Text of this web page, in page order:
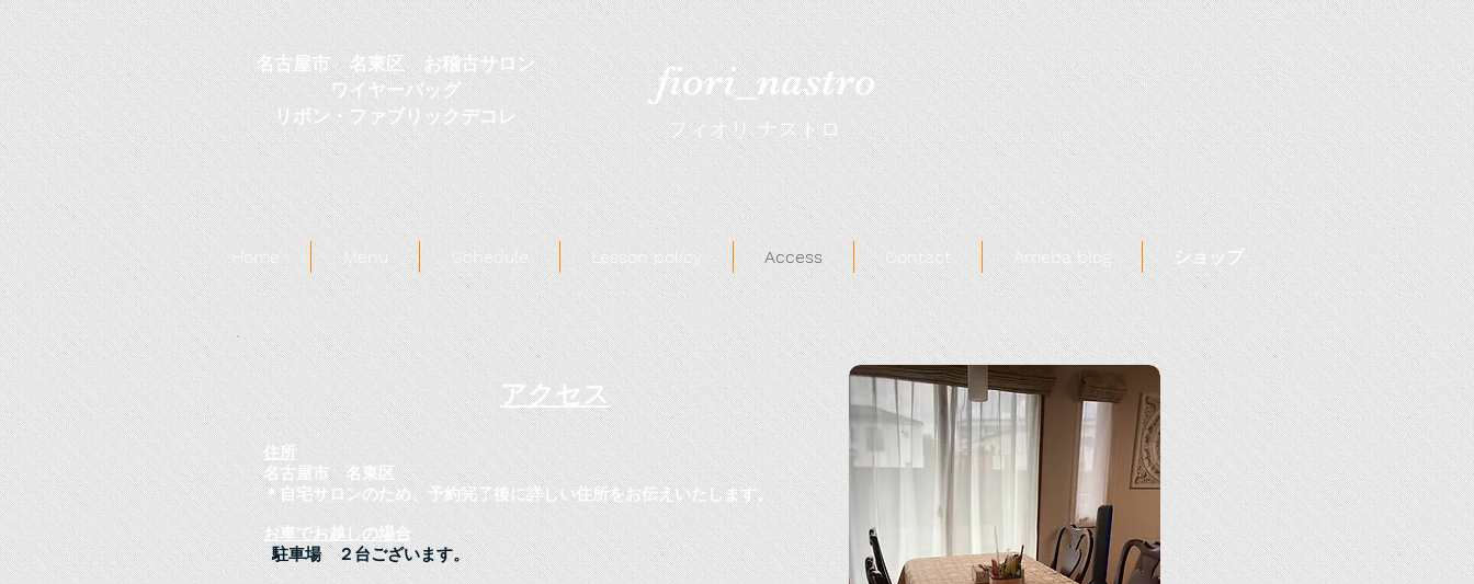
名古屋市 名東区 お稽古サロン
​ワイヤーバッグ
リボン・ファブリックデコレ
fiori_nastro
​フィオリ ナストロ
Home Menu Schedule Lesson policy Access Contact Ameba blog ショップ
アクセス
住所
名古屋市 名東区
＊自宅サロンのため、予約完了後に詳しい住所をお伝えいたします。
お車でお越しの場合
駐車場 ２台ございます。